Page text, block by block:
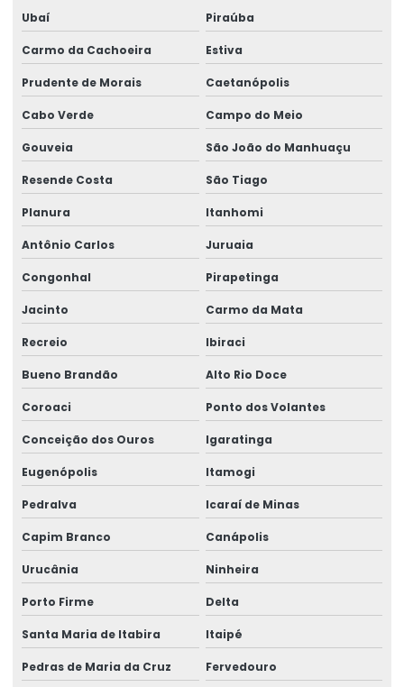
Ubaí Piraúba
Carmo da Cachoeira Estiva
Prudente de Morais Caetanópolis
Cabo Verde Campo do Meio
Gouveia São João do Manhuaçu
Resende Costa São Tiago
Planura Itanhomi
Antônio Carlos Juruaia
Congonhal Pirapetinga
Jacinto Carmo da Mata
Recreio Ibiraci
Bueno Brandão Alto Rio Doce
Coroaci Ponto dos Volantes
Conceição dos Ouros Igaratinga
Eugenópolis Itamogi
Pedralva Icaraí de Minas
Capim Branco Canápolis
Urucânia Ninheira
Porto Firme Delta
Santa Maria de Itabira Itaipé
Pedras de Maria da Cruz Fervedouro